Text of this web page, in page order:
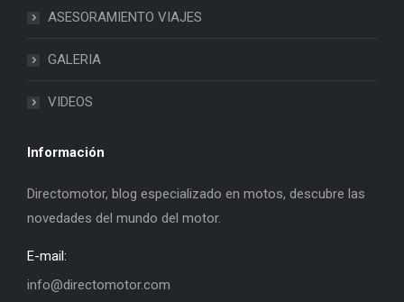
ASESORAMIENTO VIAJES
GALERIA
VIDEOS
Información
Directomotor, blog especializado en motos, descubre las
novedades del mundo del motor.
E-mail:
info@directomotor.com